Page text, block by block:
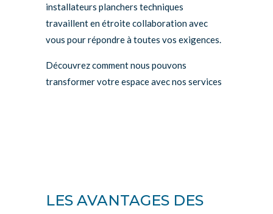
installateurs planchers techniques
travaillent en étroite collaboration avec
vous pour répondre à toutes vos exigences.
Découvrez comment nous pouvons
transformer votre espace avec nos services
LES AVANTAGES DES